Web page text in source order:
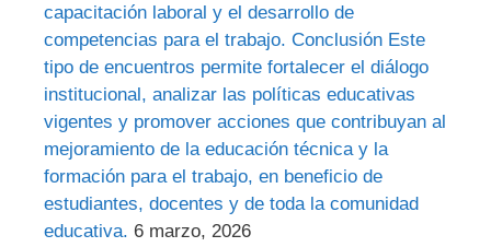
capacitación laboral y el desarrollo de
competencias para el trabajo. Conclusión Este
tipo de encuentros permite fortalecer el diálogo
institucional, analizar las políticas educativas
vigentes y promover acciones que contribuyan al
mejoramiento de la educación técnica y la
formación para el trabajo, en beneficio de
estudiantes, docentes y de toda la comunidad
educativa. 6 marzo, 2026